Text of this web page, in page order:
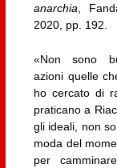
anarchia ,
2020, pp. 192.
«Non sono
azioni quelle
ho cercato di
praticano a
gli ideali, non
moda del
per